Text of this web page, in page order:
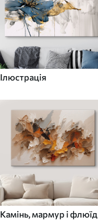
Ілюстрація
Камінь, мармур і флюїд